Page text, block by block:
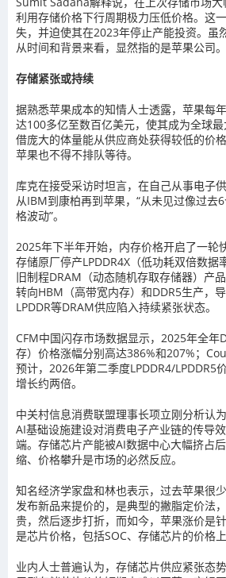
利用存储价格下行周期极力压低价格。这
失，并迫使其在2023年停止产能投资。虽
从时间和背景来看，显然指的是苹果公司。
存储紧张或持续
据熟悉苹果成本的知情人士透露，苹果每
达100多亿至数百亿美元，使其成为全球
借庞大的体量能从供应商处获得较低的价
苹果也不得不排队等待。
库克在接受采访时坦言，在自己从事电子
从IBM到康柏再到苹果，“从未见过像过去
格波动”。
2025年下半年开始，内存价格开启了一轮
存储原厂停产LPDDR4X（低功耗双倍数据
旧制程DRAM（动态随机存取存储器）产
转向HBM（高带宽内存）和DDR5生产，
LPDDR等DRAM供应陷入持续紧张状态。
CFM中国闪存市场数据显示，2025年全年
存）价格涨幅分别高达386%和207%；
预计，2026年第二季度LPDDR4/LPDDR5
增长约两倍。
中关村信息消费联盟理事长项立刚分析认
AI基础设施建设对消费电子产业链的传导
端。存储芯片产能被AI数据中心大幅挤占
缩、价格攀升是市场的必然反应。
知名经济学家盘和林也表示，过去苹果很
发布新品来提价的，是典型的撇脂定价法
贵，然后逐步打折，而如今，苹果涨价是
是芯片价格，包括SOC、存储芯片的价格上
业内人士普遍认为，存储芯片供应紧张态